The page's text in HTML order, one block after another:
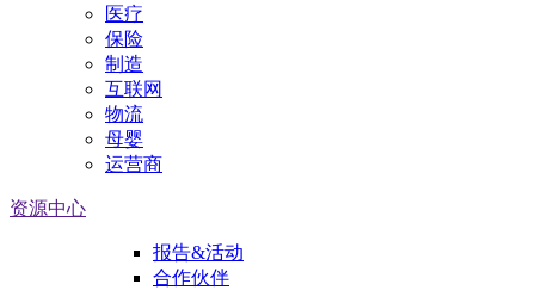
医疗
保险
制造
互联网
物流
母婴
运营商
资源中心
报告&活动
合作伙伴